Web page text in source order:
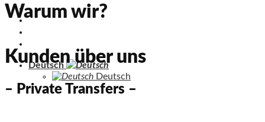
INSELN
THAILAND
Deutsch
Deutsch
Warum wir?
Kunden über uns
– Private Transfers –